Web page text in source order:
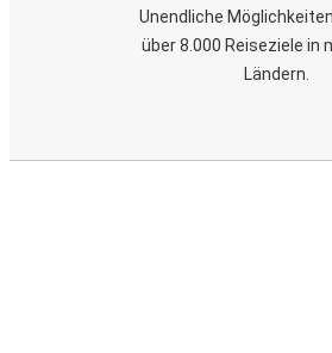
Unendliche
über 8.000 Reiseziele in
Ländern.